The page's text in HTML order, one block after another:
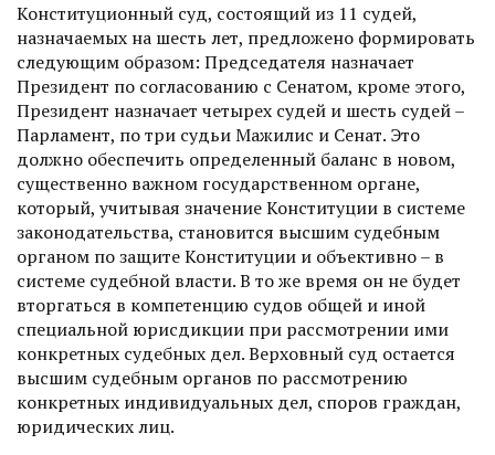
Конституционный суд, состоя­щий из 11 судей,
назначаемых на шесть лет, предложено формировать
следующим образом: Председателя назначает
Президент по согласованию с Сенатом, кроме этого,
Президент назначает четырех судей и шесть судей –
Парламент, по три судьи Мажилис и Сенат. Это
должно обеспечить определенный баланс в новом,
существенно важном государственном органе,
который, учитывая значение Конституции в системе
законодательства, становится высшим судебным
органом по защите Конституции и объективно – в
системе судебной власти. В то же время он не будет
вторгаться в компетенцию судов общей и иной
специальной юрисдикции при рассмотрении ими
конкретных судебных дел. Верховный суд остается
высшим судебным органов по рассмотрению
конкретных индивидуальных дел, споров граждан,
юридических лиц.